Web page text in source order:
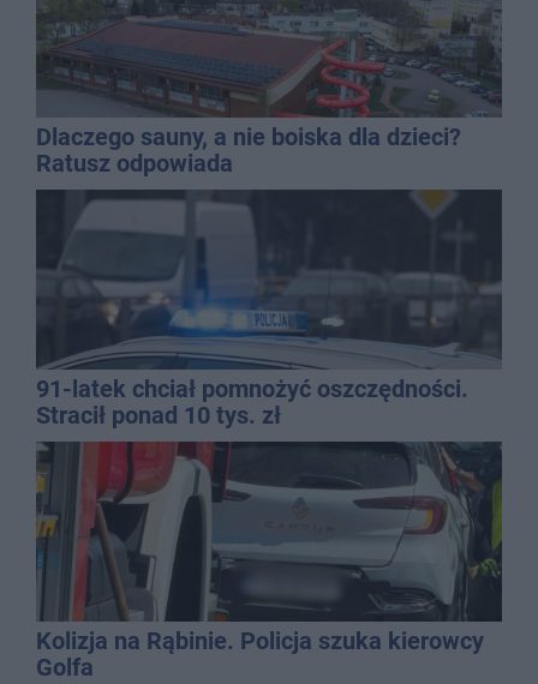
Dlaczego sauny, a nie boiska dla dzieci?
Ratusz odpowiada
91-latek chciał pomnożyć oszczędności.
Stracił ponad 10 tys. zł
Kolizja na Rąbinie. Policja szuka kierowcy
Golfa